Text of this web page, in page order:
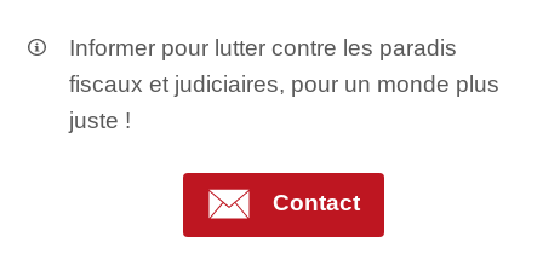
Informer pour lutter contre les paradis
fiscaux et judiciaires, pour un monde plus
juste !
Contact